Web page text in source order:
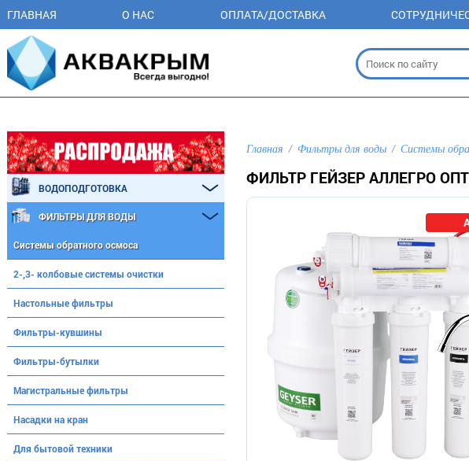
ГЛАВНАЯ О НАС ОПЛАТА/ДОСТАВКА
Главная Фильтры для воды Системы
ФИЛЬТР ГЕЙЗЕР АЛЛЕГРО
ВОДОПОДГОТОВКА
ФИЛЬТРЫ ДЛЯ ВОДЫ
Системы обратного осмоса
2-,3- колбовые системы очистки
Настольные фильтры
Фильтры-кувшины
Фильтры-бутылки
Магистральные фильтры
Насадки на кран
Для бытовой техники